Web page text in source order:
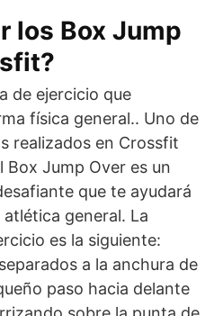
los Box Jump
de ejercicio que
física general.. Uno de
realizados en Crossfit
Box Jump Over es un
que te ayudará
general. La
es la siguiente:
a la anchura de
paso hacia delante